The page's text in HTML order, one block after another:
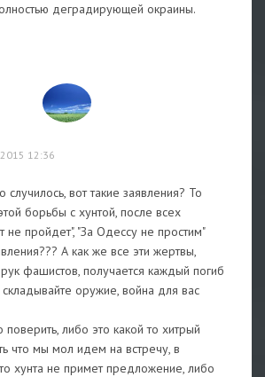
деградирующей окраины.
12:36
случилось, вот такие заявления? То
борьбы с хунтой, после всех
не пройдет", "За Одессу не простим"
А как же все эти жертвы,
фашистов, получается каждый погиб
оружие, война для вас
поверить, либо это какой то хитрый
что мы мол идем на встречу, в
хунта не примет предложение, либо